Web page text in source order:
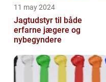
11 may 2024
Jagtudstyr til både
erfarne jægere og
nybegyndere